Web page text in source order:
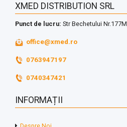
XMED DISTRIBUTION SRL
Punct de lucru: Str Bechetului Nr.177M,
office@xmed.ro
0763947197
0740347421
INFORMAȚII